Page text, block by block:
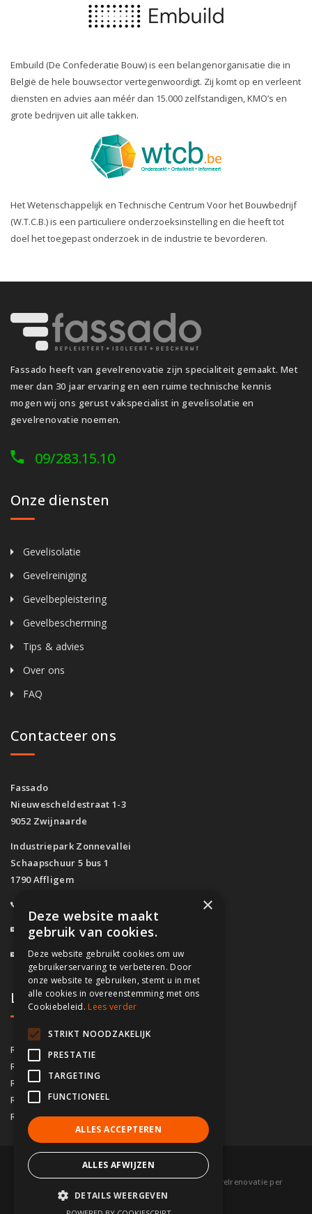
Embuild (De Confederatie Bouw) is een belangenorganisatie die in
België de hele bouwsector vertegenwoordigt. Zij komt op en verleent
diensten en advies aan méér dan 15.000 zelfstandigen, KMO’s en
grote bedrijven uit alle takken.
Het Wetenschappelijk en Technische Centrum Voor het Bouwbedrijf
(W.T.C.B.) is een particuliere onderzoeksinstelling en die heeft tot
doel het toegepast onderzoek in de industrie te bevorderen.
Fassado heeft van gevelrenovatie zijn specialiteit gemaakt. Met
meer dan 30 jaar ervaring en een ruime technische kennis
mogen wij ons gerust vakspecialist in gevelisolatie en
gevelrenovatie noemen.
09/283.15.10
Onze diensten
Gevelisolatie
Gevelreiniging
Gevelbepleistering
Gevelbescherming
Tips & advies
Over ons
FAQ
Contacteer ons
Fassado
Nieuwescheldestraat 1-3
9052 Zwijnaarde
Industriepark Zonnevallei
Schaapschuur 5 bus 1
1790 Affligem
info@fassado.be
BTW: BE 0700.617.934
Lokaal contact
Regio Antwerpen
Regio Brussel
Regio Gent 09/283.15.10
Regio Brugge 050/76.00.21
Regio Kortrijk 056/92.10.73
© 2026 Fassado |Voorwaarden|Sitemap
Gevelrenovatie per
gemeente|Partners
×
Deze website maakt
gebruik van cookies.
Deze website gebruikt cookies om uw
gebruikerservaring te verbeteren. Door
onze website te gebruiken, stemt u in met
alle cookies in overeenstemming met ons
Cookiebeleid. Lees verder
STRIKT NOODZAKELIJK
PRESTATIE
TARGETING
FUNCTIONEEL
ALLES ACCEPTEREN
ALLES AFWIJZEN
DETAILS WEERGEVEN